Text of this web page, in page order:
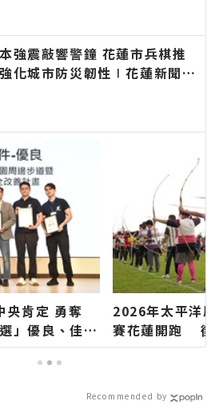
強震敲響警鐘 花蓮市兵棋推
化城市防災韌性∣花蓮新聞網
央肯定 勇奪
」優良、佳作
網站各類新
聞報導 最新的
2026年太平洋
賽花蓮開跑 徵集
積分串聯山海
地資訊！
Recommended by